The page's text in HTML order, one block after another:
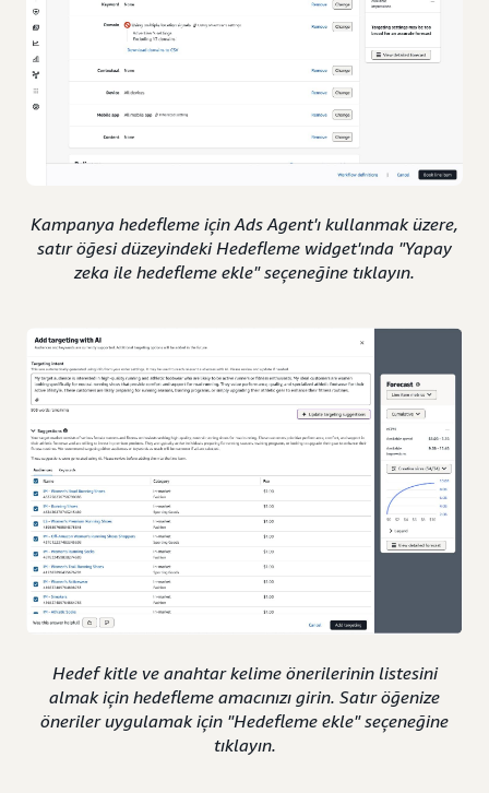
Kampanya hedefleme için Ads Agent'ı kullanmak üzere,
satır öğesi düzeyindeki Hedefleme widget'ında "Yapay
zeka ile hedefleme ekle" seçeneğine tıklayın.
Hedef kitle ve anahtar kelime önerilerinin listesini
almak için hedefleme amacınızı girin. Satır öğenize
öneriler uygulamak için "Hedefleme ekle" seçeneğine
tıklayın.